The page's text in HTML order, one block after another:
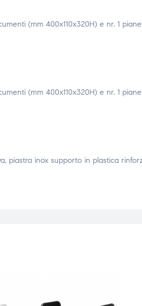
(mm 400x110x320H) e nr. 1
(mm 400x110x320H) e nr. 1
piastra inox supporto in plastica